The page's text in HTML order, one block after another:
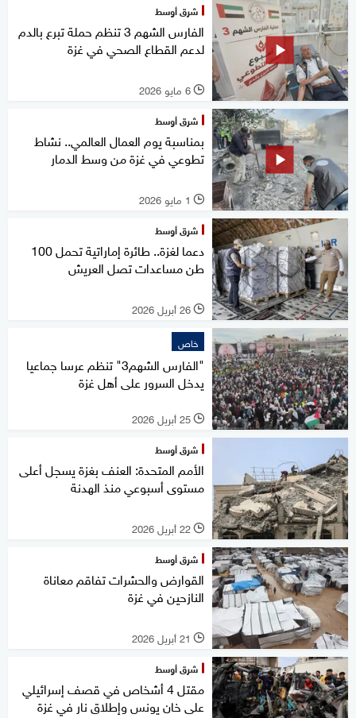
شرق أوسط
الفارس الشهم 3 تنظم حملة تبرع بالدم
لدعم القطاع الصحي في غزة
l 6 مايو 2026
شرق أوسط
بمناسبة يوم العمال العالمي.. نشاط
تطوعي في غزة من وسط الدمار
l 1 مايو 2026
شرق أوسط
دعما لغزة.. طائرة إماراتية تحمل 100
طن مساعدات تصل العريش
l 26 أبريل 2026
خاص
"الفارس الشهم3" تنظم عرسا جماعيا
يدخل السرور على أهل غزة
l 25 أبريل 2026
شرق أوسط
الأمم المتحدة: العنف بغزة يسجل أعلى
مستوى أسبوعي منذ الهدنة
l 22 أبريل 2026
شرق أوسط
القوارض والحشرات تفاقم معاناة
النازحين في غزة
l 21 أبريل 2026
شرق أوسط
مقتل 4 أشخاص في قصف إسرائيلي
على خان يونس وإطلاق نار في غزة